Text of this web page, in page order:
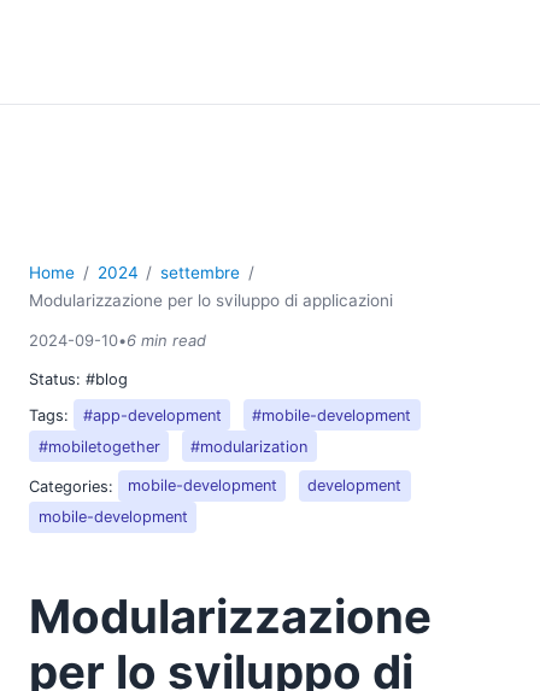
Home 2024
settembre
Modularizzazione per lo sviluppo di applicazioni
2024-09-10•6 min read
Status: #blog
Tags:
#app-development
#mobile-development
#mobiletogether
#modularization
Categories: mobile-development
development
mobile-development
Modularizzazione
per lo sviluppo di